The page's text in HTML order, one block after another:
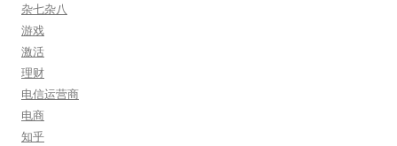
杂七杂八
游戏
激活
理财
电信运营商
电商
知乎